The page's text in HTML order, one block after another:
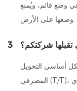
وضع قائم، ويُمنع
وضعها على الأرض.
3 شركتكم؟
أساسي التحويل
المصرفي (T/T)، والاعتماد المستندي (L/C)، وويسترن يونيون،